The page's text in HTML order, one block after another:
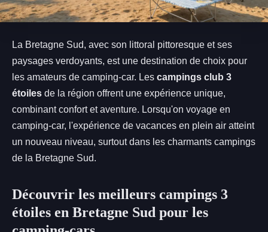
La Bretagne Sud, avec son littoral pittoresque et ses
paysages verdoyants, est une destination de choix pour
les amateurs de camping-car. Les campings club 3
étoiles de la région offrent une expérience unique,
combinant confort et aventure. Lorsqu'on voyage en
camping-car, l'expérience de vacances en plein air atteint
un nouveau niveau, surtout dans les charmants campings
de la Bretagne Sud.
Découvrir les meilleurs campings 3
étoiles en Bretagne Sud pour les